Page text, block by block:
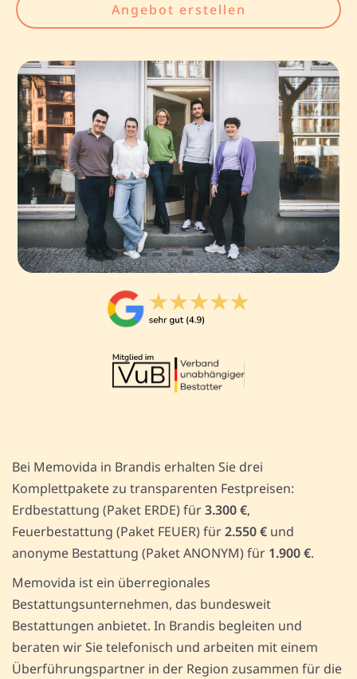
Angebot erstellen
Bei Memovida in Brandis erhalten Sie drei
Komplettpakete zu transparenten Festpreisen:
Erdbestattung (Paket ERDE) für3.300 €,
Feuerbestattung (Paket FEUER) für2.550 € und
anonyme Bestattung (Paket ANONYM) für 1.900 €.
Memovida ist ein überregionales
Bestattungsunternehmen, das bundesweit
Bestattungen anbietet. In Brandis begleiten und
beraten wir Sie telefonisch und arbeiten mit einem
Überführungspartner in der Region zusammen für die